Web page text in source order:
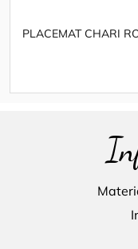
PLACEMAT CHARI